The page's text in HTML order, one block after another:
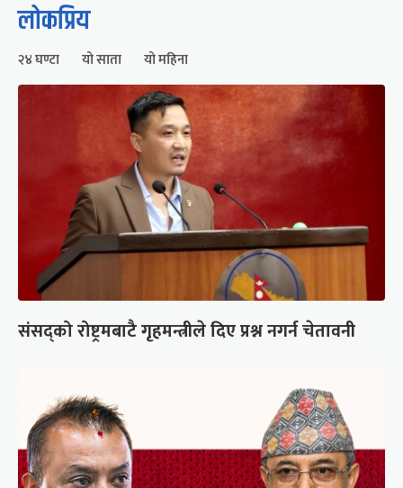
लोकप्रिय
२४ घण्टा यो साता यो महिना
संसद्को रोष्ट्रमबाटै गृहमन्त्रीले दिए प्रश्न नगर्न चेतावनी